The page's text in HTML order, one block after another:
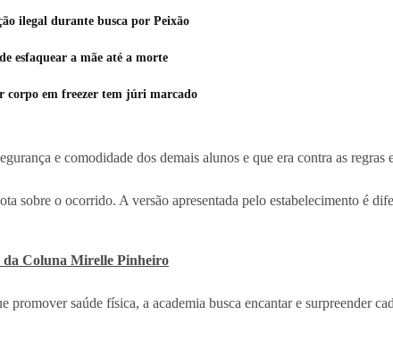
ilegal durante busca por Peixão
esfaquear a mãe até a morte
corpo em freezer tem júri marcado
e comodidade dos demais alunos e que era contra as regras
sobre o ocorrido. A versão apresentada pelo estabelecimento é
da Coluna Mirelle Pinheiro
promover saúde física, a academia busca encantar e surpreender